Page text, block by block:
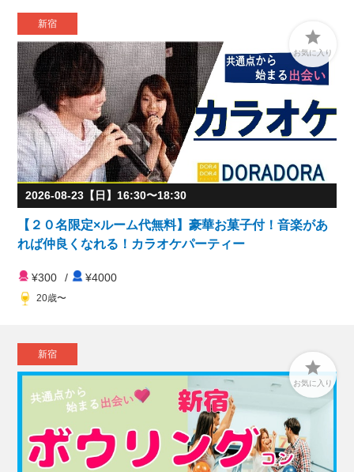
新宿

お気に入り
2026-08-23【日】16:30〜18:30
【２０名限定×ルーム代無料】豪華お菓子付！音楽があ
れば仲良くなれる！カラオケパーティー
¥300 / ¥4000
20歳〜
新宿

お気に入り